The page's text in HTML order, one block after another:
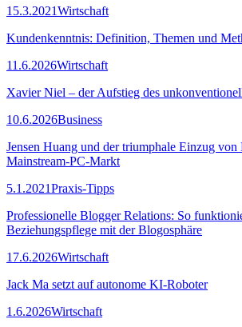
15.3.2021Wirtschaft
Kundenkenntnis: Definition, Themen und
11.6.2026Wirtschaft
Xavier Niel – der Aufstieg des
10.6.2026Business
Jensen Huang und der triumphale Einzug
Mainstream-PC-Markt
5.1.2021Praxis-Tipps
Professionelle Blogger Relations: So
Beziehungspflege mit der Blogosphäre
17.6.2026Wirtschaft
Jack Ma setzt auf autonome KI-Roboter
1.6.2026Wirtschaft